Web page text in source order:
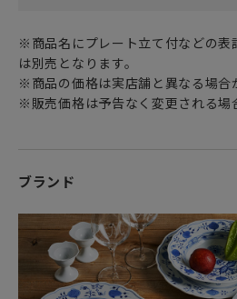
※商品名にプレート立て付などの表
は別売となります。
※商品の価格は実店舗と異なる場合
※販売価格は予告なく変更される場
ブランド